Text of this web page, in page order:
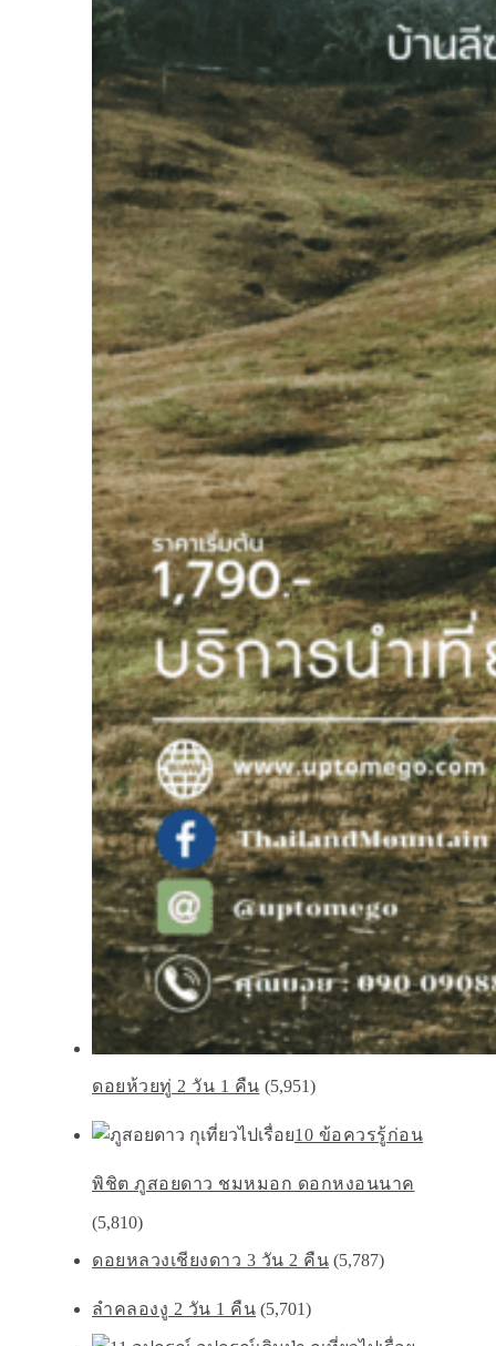
ดอยห้วยทู่ 2 วัน 1 คืน (5,951)
10 ข้อควรรู้ก่อน
พิชิต ภูสอยดาว ชมหมอก ดอกหงอนนาค
(5,810)
ดอยหลวงเชียงดาว 3 วัน 2 คืน (5,787)
ลำคลองงู 2 วัน 1 คืน (5,701)